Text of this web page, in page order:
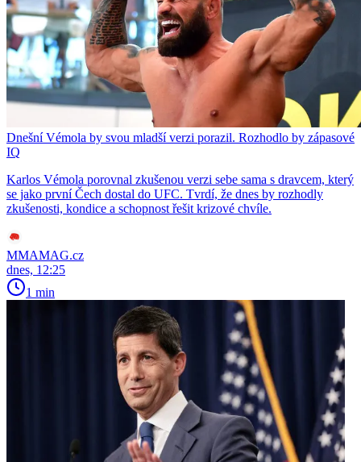
Dnešní Vémola by svou mladší verzi porazil. Rozhodlo by zápasové
IQ
Karlos Vémola porovnal zkušenou verzi sebe sama s dravcem, který
se jako první Čech dostal do UFC. Tvrdí, že dnes by rozhodly
zkušenosti, kondice a schopnost řešit krizové chvíle.
MMAMAG.cz
dnes, 12:25
1 min